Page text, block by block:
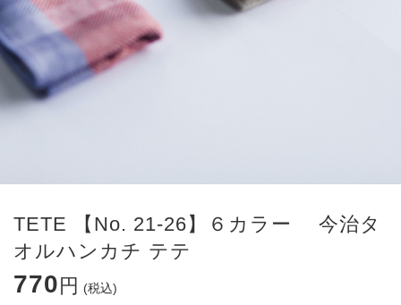
TETE 【No. 21-26】６カラー 今治タ
オルハンカチ テテ
770 円 (税込)